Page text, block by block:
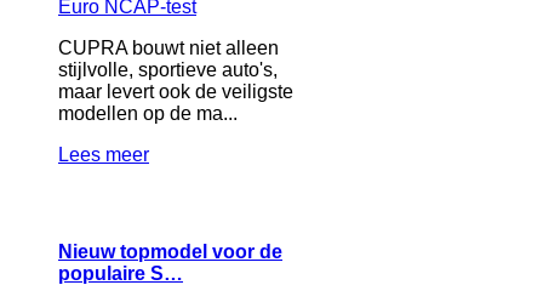
CUPRA bouwt niet alleen
stijlvolle, sportieve auto's,
maar levert ook de veiligste
modellen op de ma...
Lees meer
Nieuw topmodel voor de
populaire S…